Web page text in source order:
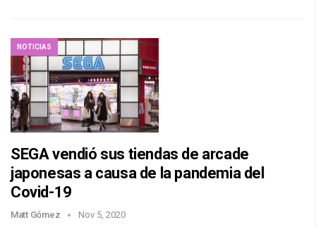
NOTICIAS
SEGA vendió sus tiendas de arcade
japonesas a causa de la pandemia del
Covid-19
Matt Gómez Nov 5, 2020